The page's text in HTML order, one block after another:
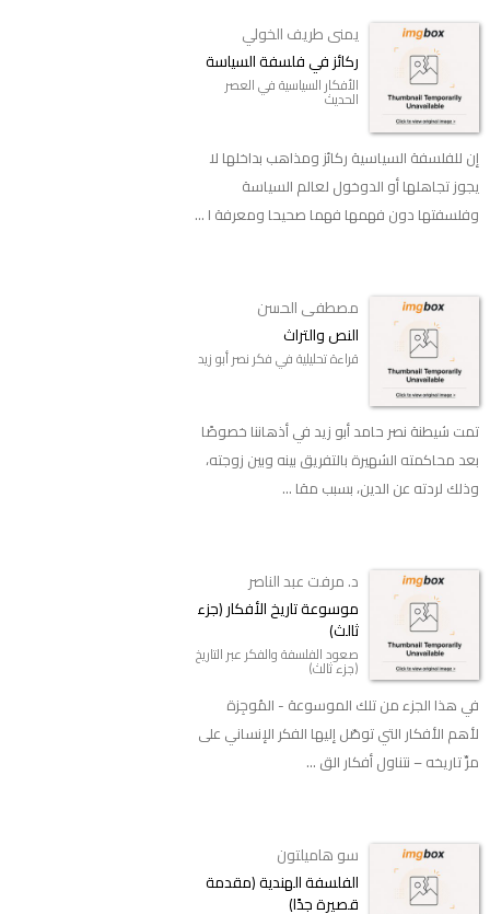
يمنى طريف الخولي
ركائز في فلسفة السياسة
الأفكار السياسية في العصر
الحديث
إن للفلسفة السياسية ركائز ومذاهب بداخلها لا
يجوز تجاهلها أو الدوخول لعالم السياسة
وفلسفتها دون فهمها فهما صحيحا ومعرفة ا ...
مصطفى الحسن
النص والتراث
قراءة تحليلية في فكر نصر أبو زيد
تمت شيطنة نصر حامد أبو زيد في أذهاننا خصوصًا
بعد محاكمته الشهيرة بالتفريق بينه وبين زوجته،
وذلك لردته عن الدين، بسبب مقا ...
د. مرفت عبد الناصر
موسوعة تاريخ الأفكار (جزء
ثالث)
صعود الفلسفة والفكر عبر التاريخ
(جزء ثالث)
في هذا الجزء من تلك الموسوعة - المُوجِزة
لأهم الأفكار التي توصّل إليها الفكر الإنساني على
مرِّ تاريخه – نتناول أفكار الق ...
سو هاميلتون
الفلسفة الهندية (مقدمة
قصيرة جدًا)